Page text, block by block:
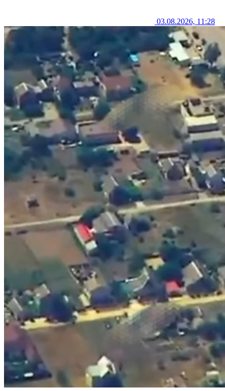
03.08.2026, 11:28